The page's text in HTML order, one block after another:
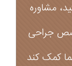
مشاوره
جراحی
کمک کند